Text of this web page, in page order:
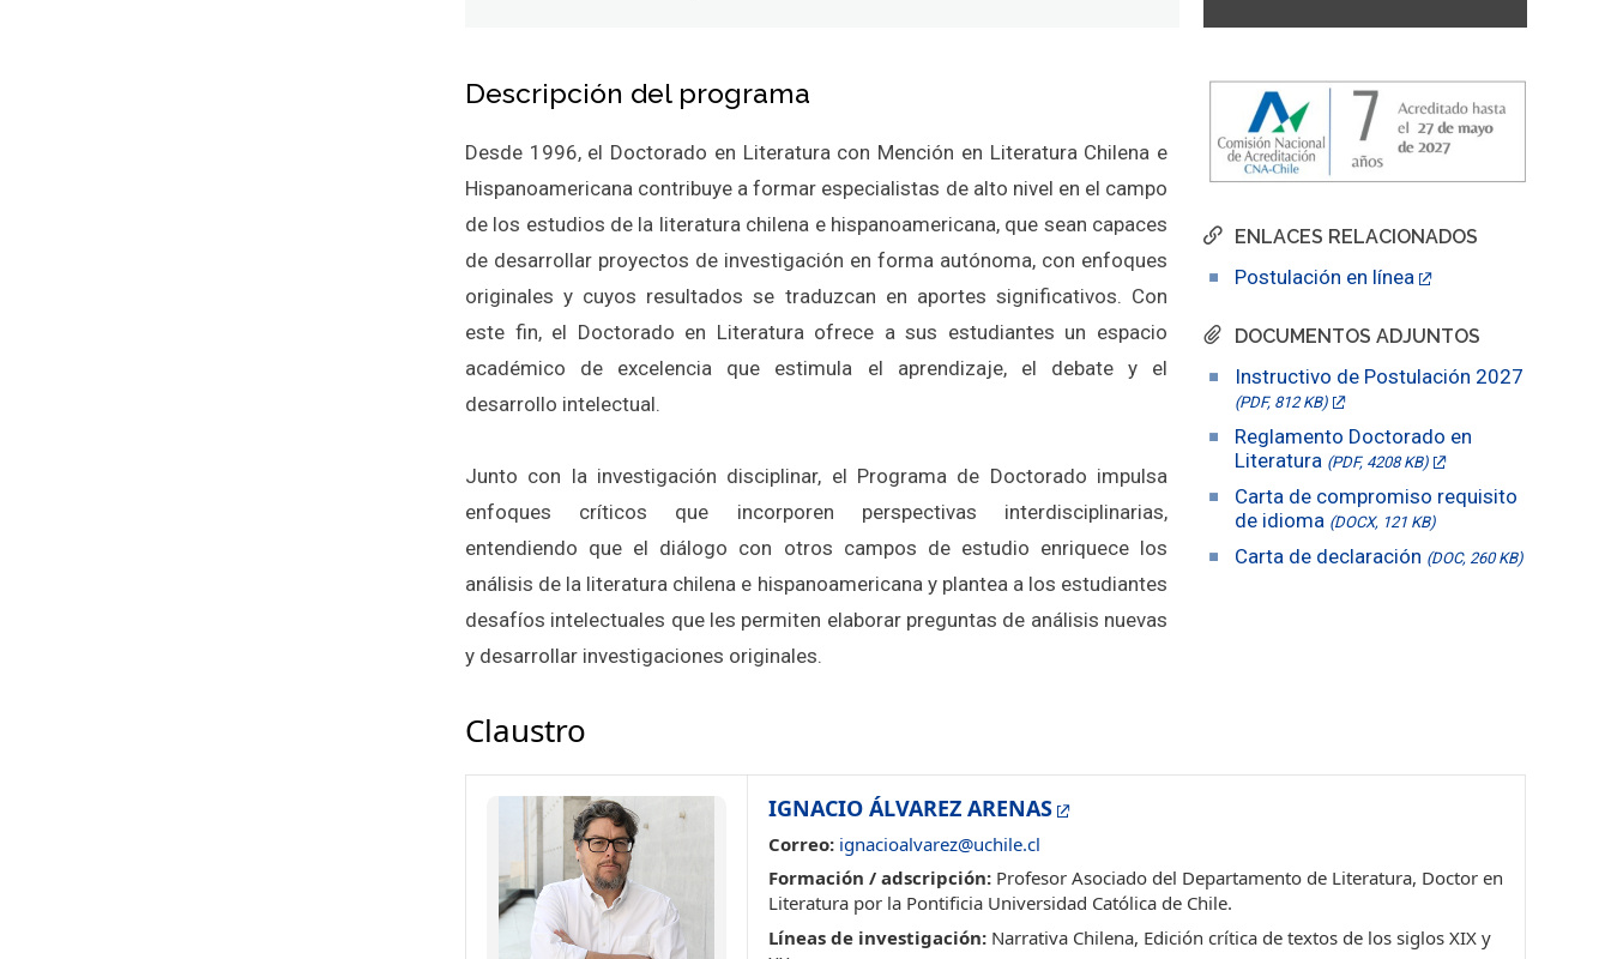
ENLACES RELACIONADOS
Postulación en línea
DOCUMENTOS ADJUNTOS
Instructivo de Postulación 2027
(PDF, 812 KB)
Reglamento Doctorado en
Literatura (PDF, 4208 KB)
Carta de compromiso requisito
de idioma (DOCX, 121 KB)
Carta de declaración (DOC, 260 KB)
Descripción del programa
Desde 1996, el Doctorado en Literatura con Mención en Literatura Chilena e
Hispanoamericana contribuye a formar especialistas de alto nivel en el campo
de los estudios de la literatura chilena e hispanoamericana, que sean capaces
de desarrollar proyectos de investigación en forma autónoma, con enfoques
originales y cuyos resultados se traduzcan en aportes significativos. Con
este fin, el Doctorado en Literatura ofrece a sus estudiantes un espacio
académico de excelencia que estimula el aprendizaje, el debate y el
desarrollo intelectual.
Junto con la investigación disciplinar, el Programa de Doctorado impulsa
enfoques críticos que incorporen perspectivas interdisciplinarias,
entendiendo que el diálogo con otros campos de estudio enriquece los
análisis de la literatura chilena e hispanoamericana y plantea a los estudiantes
desafíos intelectuales que les permiten elaborar preguntas de análisis nuevas
y desarrollar investigaciones originales.
Claustro
IGNACIO ÁLVAREZ ARENAS
Correo: ignacioalvarez@uchile.cl
Formación / adscripción: Profesor Asociado del Departamento de Literatura, Doctor en
Literatura por la Pontificia Universidad Católica de Chile.
Líneas de investigación: Narrativa Chilena, Edición crítica de textos de los siglos XIX y